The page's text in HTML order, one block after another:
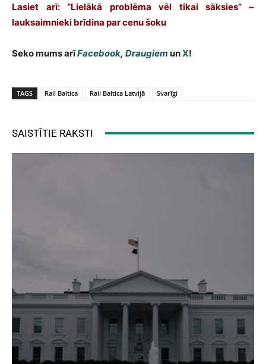
Lasiet arī: “Lielākā problēma vēl tikai sāksies” –
lauksaimnieki brīdina par cenu šoku
Seko mums arīFacebook, Draugiem unX!
TAGS Rail Baltica Rail Baltica Latvijā Svarīgi
SAISTĪTIE RAKSTI